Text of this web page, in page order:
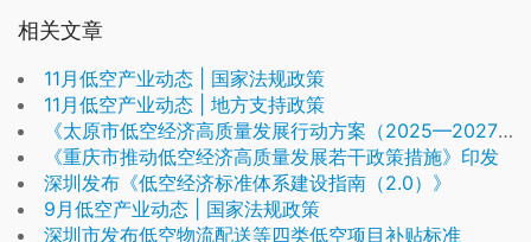
相关文章
11月低空产业动态 | 国家法规政策
11月低空产业动态 | 地方支持政策
《太原市低空经济高质量发展行动方案（2025—2027年）》发布
《重庆市推动低空经济高质量发展若干政策措施》印发
深圳发布《低空经济标准体系建设指南（2.0）》
9月低空产业动态 | 国家法规政策
深圳市发布低空物流配送等四类低空项目补贴标准